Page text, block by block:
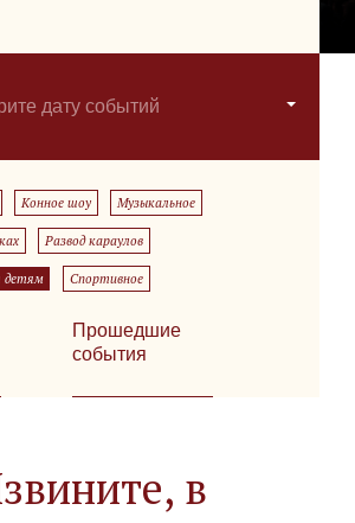
дату событий
Конное шоу Музыкальное
Развод караулов
детям Спортивное
Прошедшие
события
в